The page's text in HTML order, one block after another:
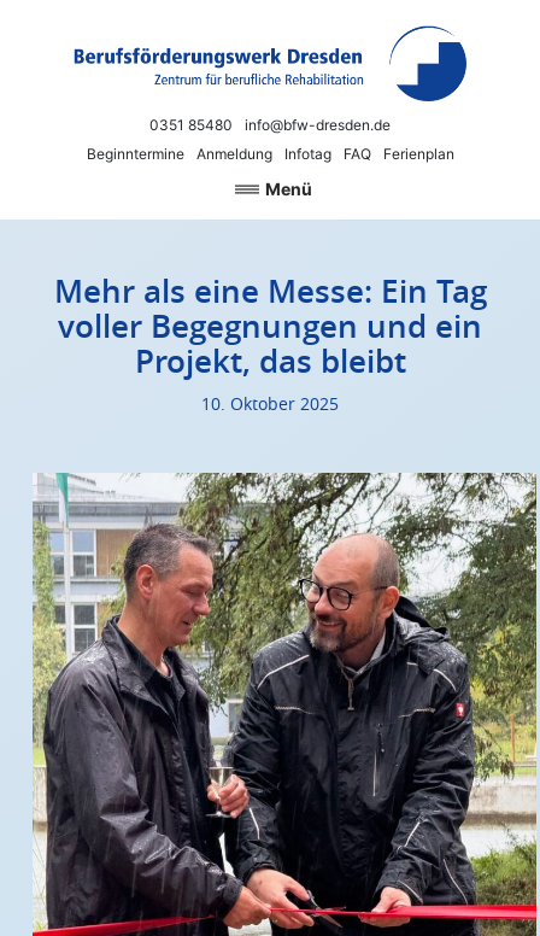
0351 85480
info@bfw-dresden.de
Beginntermine
Anmeldung Infotag FAQ Ferienplan
Berufsförderungswerk Dresden
Neue Chancen für Beruf und Arbeit
Menü
Mehr als eine Messe: Ein Tag
voller Begegnungen und ein
Projekt, das bleibt
10. Oktober 2025